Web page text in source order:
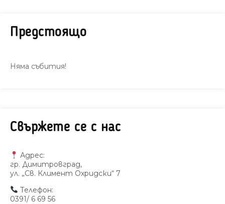
Предстоящо
Няма събития!
Свържете се с нас
Адрес:
гр. Димитровград,
ул. „Св. Климент Охридски“ 7
Телефон:
0391/ 6 69 56